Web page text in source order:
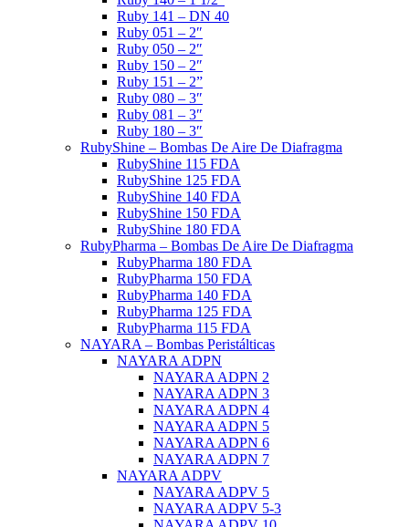
Ruby 141 – DN 40
Ruby 051 – 2″
Ruby 050 – 2″
Ruby 150 – 2″
Ruby 151 – 2”
Ruby 080 – 3″
Ruby 081 – 3″
Ruby 180 – 3″
RubyShine – Bombas De Aire De Diafragma
RubyShine 115 FDA
RubyShine 125 FDA
RubyShine 140 FDA
RubyShine 150 FDA
RubyShine 180 FDA
RubyPharma – Bombas De Aire De Diafragma
RubyPharma 180 FDA
RubyPharma 150 FDA
RubyPharma 140 FDA
RubyPharma 125 FDA
RubyPharma 115 FDA
NAYARA – Bombas Peristálticas
NAYARA ADPN
NAYARA ADPN 2
NAYARA ADPN 3
NAYARA ADPN 4
NAYARA ADPN 5
NAYARA ADPN 6
NAYARA ADPN 7
NAYARA ADPV
NAYARA ADPV 5
NAYARA ADPV 5-3